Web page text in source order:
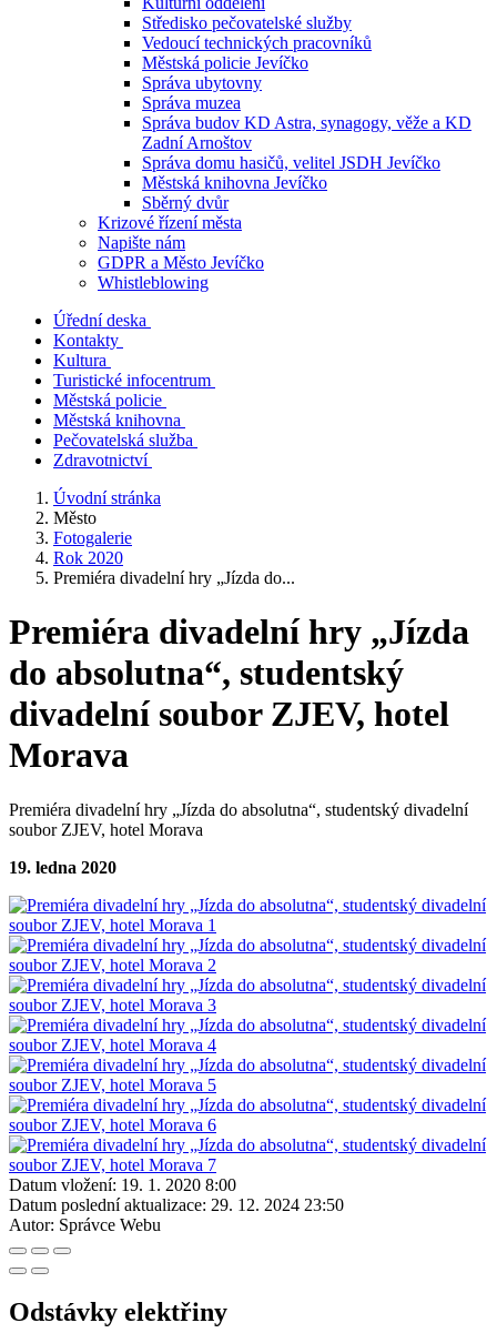
Středisko pečovatelské služby
Vedoucí technických pracovníků
Městská policie Jevíčko
Správa ubytovny
Správa muzea
Správa budov KD Astra, synagogy, věže a KD
Zadní Arnoštov
Správa domu hasičů, velitel JSDH Jevíčko
Městská knihovna Jevíčko
Sběrný dvůr
Krizové řízení města
Napište nám
GDPR a Město Jevíčko
Whistleblowing
Úřední deska
Kontakty
Kultura
Turistické infocentrum
Městská policie
Městská knihovna
Pečovatelská služba
Zdravotnictví
Úvodní stránka
Město
Fotogalerie
Rok 2020
Premiéra divadelní hry „Jízda do...
Premiéra divadelní hry „Jízda
do absolutna“, studentský
divadelní soubor ZJEV, hotel
Morava
Premiéra divadelní hry „Jízda do absolutna“, studentský divadelní
soubor ZJEV, hotel Morava
19. ledna 2020
Datum vložení: 19. 1. 2020 8:00
Datum poslední aktualizace: 29. 12. 2024 23:50
Autor: Správce Webu
Odstávky elektřiny